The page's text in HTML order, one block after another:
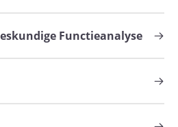
Functieanalyse